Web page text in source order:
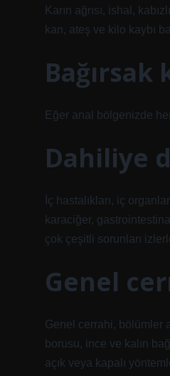
Karın ağrısı, ishal,
kan, ateş ve kilo kaybı
Eğer anal bölgenizde
Dahiliye
İç hastalıkları, iç
karaciğer,
çok çeşitli sorunları
Genel
Genel cerrahi, bölümler
borusu, ince ve kalın
açık veya kapalı